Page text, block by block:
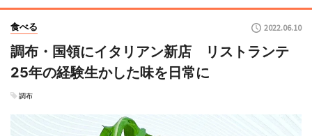
食べる 2022.06.10
調布・国領にイタリアン新店 リストランテ
25年の経験生かした味を日常に
調布